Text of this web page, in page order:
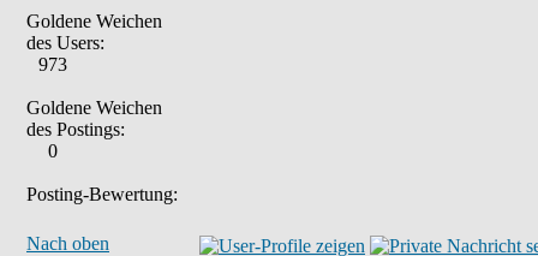
Goldene Weichen
des Users:
973
Goldene Weichen
des Postings:
0
Posting-Bewertung:
Nach oben